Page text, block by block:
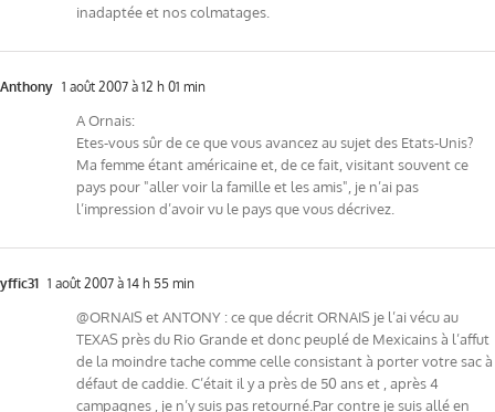
inadaptée et nos colmatages.
Anthony 1 août 2007 à 12 h 01 min
A Ornais:
Etes-vous sûr de ce que vous avancez au sujet des Etats-Unis?
Ma femme étant américaine et, de ce fait, visitant souvent ce
pays pour "aller voir la famille et les amis", je n’ai pas
l’impression d’avoir vu le pays que vous décrivez.
yffic31 1 août 2007 à 14 h 55 min
@ORNAIS et ANTONY : ce que décrit ORNAIS je l’ai vécu au
TEXAS près du Rio Grande et donc peuplé de Mexicains à l’affut
de la moindre tache comme celle consistant à porter votre sac à
défaut de caddie. C’était il y a près de 50 ans et , après 4
campagnes , je n’y suis pas retourné.Par contre je suis allé en